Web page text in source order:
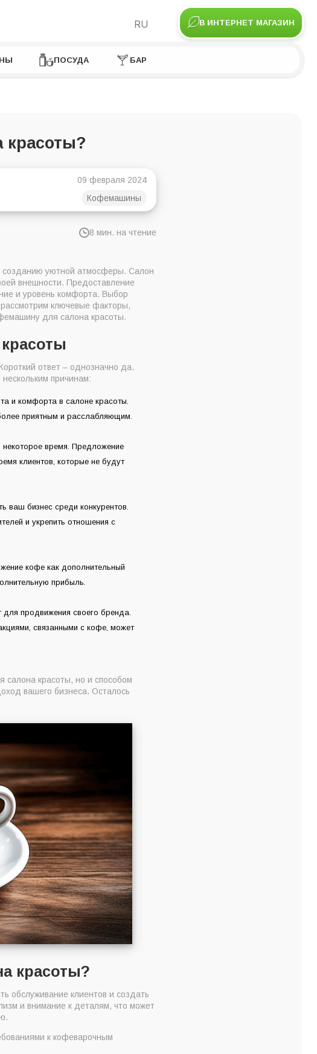
RU В ИНТЕРНЕТ МАГАЗИН
ПОСУДА БАР
09 февраля 2024
Кофемашины
8 мин. на чтение
созданию уютной атмосферы. Салон
внешности. Предоставление
и уровень комфорта. Выбор
ключевые факторы,
для салона красоты.
ответ – однозначно да.
причинам:
и комфорта в салоне красоты.
приятным и расслабляющим.
время. Предложение
клиентов, которые не будут
бизнес среди конкурентов.
и укрепить отношения с
кофе как дополнительный
прибыль.
продвижения своего бренда.
связанными с кофе, может
красоты, но и способом
вашего бизнеса. Осталось
красоты?
обслуживание клиентов и создать
и внимание к деталям, что может
к кофеварочным